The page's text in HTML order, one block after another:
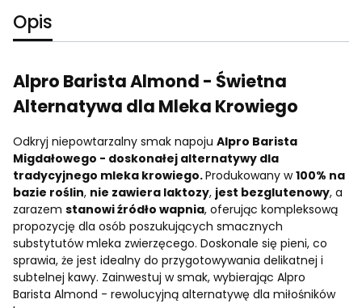
Opis
Alpro Barista Almond - Świetna
Alternatywa dla Mleka Krowiego
Odkryj niepowtarzalny smak napoju Alpro Barista
Migdałowego - doskonałej alternatywy dla
tradycyjnego mleka krowiego.Produkowany w100% na
bazie roślin, nie zawiera laktozy, jest bezglutenowy, a
zarazem stanowi źródło wapnia, oferując kompleksową
propozycję dla osób poszukujących smacznych
substytutów mleka zwierzęcego. Doskonale się pieni, co
sprawia, że jest idealny do przygotowywania delikatnej i
subtelnej kawy. Zainwestuj w smak, wybierając Alpro
Barista Almond - rewolucyjną alternatywę dla miłośników